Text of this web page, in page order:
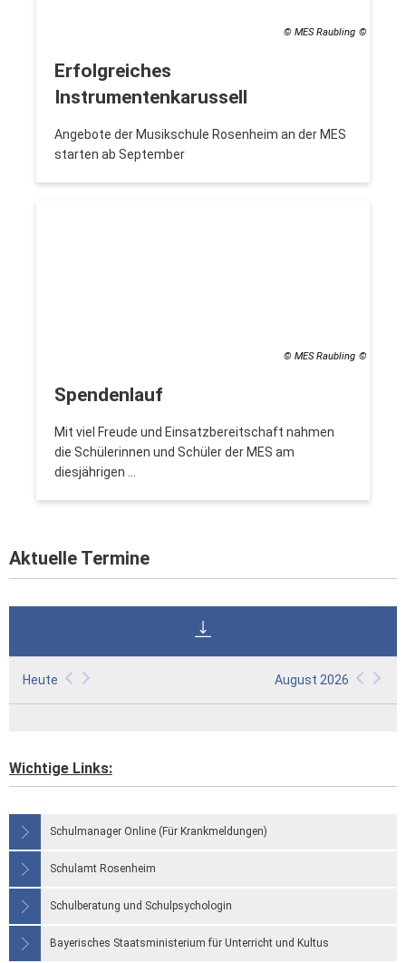
© MES Raubling
Erfolgreiches
Instrumentenkarussell
Angebote der Musikschule Rosenheim an der MES
starten ab September
© MES Raubling
Spendenlauf
Mit viel Freude und Einsatzbereitschaft nahmen
die Schülerinnen und Schüler der MES am
diesjährigen …
Aktuelle Termine
Heute August 2026
Wichtige Links:
Schulmanager Online (Für Krankmeldungen)
Schulamt Rosenheim
Schulberatung und Schulpsychologin
Bayerisches Staatsministerium für Unterricht und Kultus